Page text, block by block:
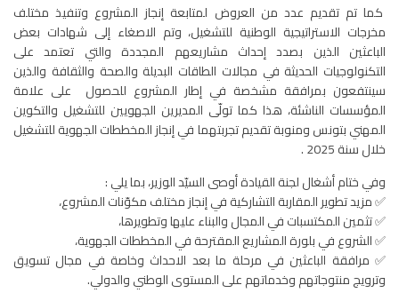
كما تم تقديم عدد من العروض لمتابعة إنجاز المشروع وتنفيذ مختلف
مخرجات الاستراتيجية الوطنية للتشغيل، وتم الاصغاء إلى شهادات بعض
الباعثين الذين بصدد إحداث مشاريعهم المجددة والتي تعتمد على
التكنولوجيات الحديثة في مجالات الطاقات البديلة والصحة والثقافة والذين
سينتفعون بمرافقة مشخصة في إطار المشروع للحصول على علامة
المؤسسات الناشئة، هذا كما تولّى المديرين الجهويين للتشغيل والتكوين
المهني بتونس ومنوبة تقديم تجربتهما في إنجاز المخططات الجهوية للتشغيل
خلال سنة 2025 .
وفي ختام أشغال لجنة القيادة أوصى السيّد الوزير، بما يلي :
✅ مزيد تطوير المقاربة التشاركية في إنجاز مختلف مكوّنات المشروع،
✅ تثمين المكتسبات في المجال والبناء عليها وتطويرها،
✅ الشروع في بلورة المشاريع المقترحة في المخططات الجهوية،
✅ مرافقة الباعثين في مرحلة ما بعد الاحداث وخاصة في مجال تسويق
وترويج منتوجاتهم وخدماتهم على المستوى الوطني والدولي.